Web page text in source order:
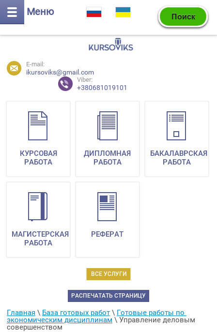
Меню
E-mail:
ikursoviks@gmail.com
Viber:
+380681019101
ВСЕ УСЛУГИ
КУРСОВАЯ
РАБОТА
ДИПЛОМНАЯ
РАБОТА
БАКАЛАВРСКАЯ
РАБОТА
МАГИСТЕРСКАЯ
РАБОТА
РЕФЕРАТ
РАСПЕЧАТАТЬ СТРАНИЦУ
Главная \ База готовых работ \ Готовые работы по
экономическим дисциплинам \ Управление деловым
совершенством